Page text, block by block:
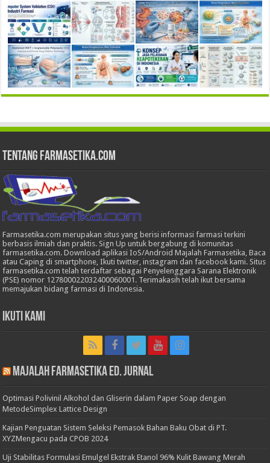
Tentang Farmasetika.com
Farmasetika.com merupakan situs yang berisi informasi farmasi terkini
berbasis ilmiah dan praktis. Sign Up untuk bergabung di komunitas
farmasetika.com. Download aplikasi IoS/Android Majalah Farmasetika, Baca
atau Caping di smartphone, Ikuti twitter, instagram dan facebook kami. Situs
farmasetika.com telah terdaftar sebagai Penyelenggara Sarana Elektronik
(PSE) nomor 127800022032400060001. Terimakasih telah ikut bersama
memajukan bidang farmasi di Indonesia.
Ikuti Kami
Majalah Farmasetika Ed. Jurnal
Optimasi Polivinil Alkohol dan Gliserin dalam Paper Soap dengan
MetodeSimplex Lattice Design
Kajian Penguatan Sistem Seleksi Pemasok Bahan Baku Obat di PT.
XYZMengacu pada CPOB 2024
Uji Stabilitas Formulasi Emulgel Ekstrak Etanol 96% Kulit Bawang Merah